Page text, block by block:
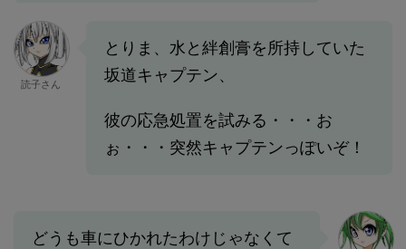
読子さん
とりま、水と絆創膏を所持していた
坂道キャプテン、
彼の応急処置を試みる・・・お
ぉ・・・突然キャプテンっぽいぞ！
どうも車にひかれたわけじゃなくて